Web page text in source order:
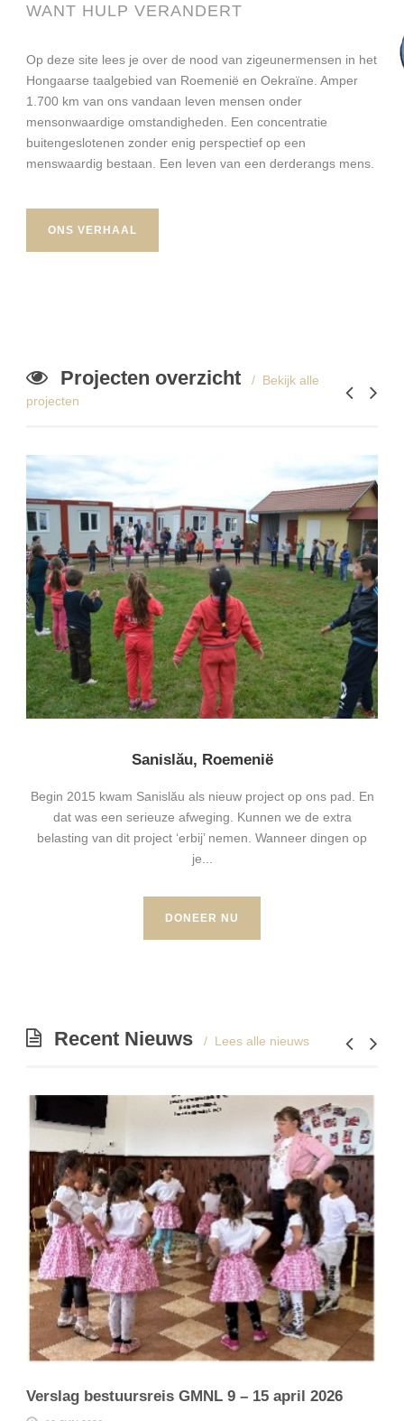
WANT HULP VERANDERT
Op deze site lees je over de nood van zigeunermensen in het
Hongaarse taalgebied van Roemenië en Oekraïne. Amper
1.700 km van ons vandaan leven mensen onder
mensonwaardige omstandigheden. Een concentratie
buitengeslotenen zonder enig perspectief op een
menswaardig bestaan. Een leven van een derderangs mens.
ONS VERHAAL
Projecten overzicht
Bekijk alle
projecten
Sanislău, Roemenië
Begin 2015 kwam Sanislău als nieuw project op ons pad. En
dat was een serieuze afweging. Kunnen we de extra
belasting van dit project ‘erbij’ nemen. Wanneer dingen op
je...
DONEER NU
Recent Nieuws Lees alle nieuws
Verslag bestuursreis GMNL 9 – 15 april 2026